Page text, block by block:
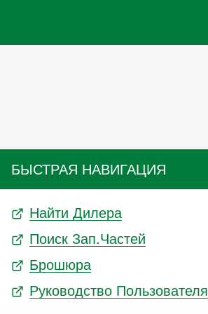
БЫСТРАЯ НАВИГАЦИЯ
Найти Дилера
Поиск Зап.частей
Брошюра
Руководство Пользователя